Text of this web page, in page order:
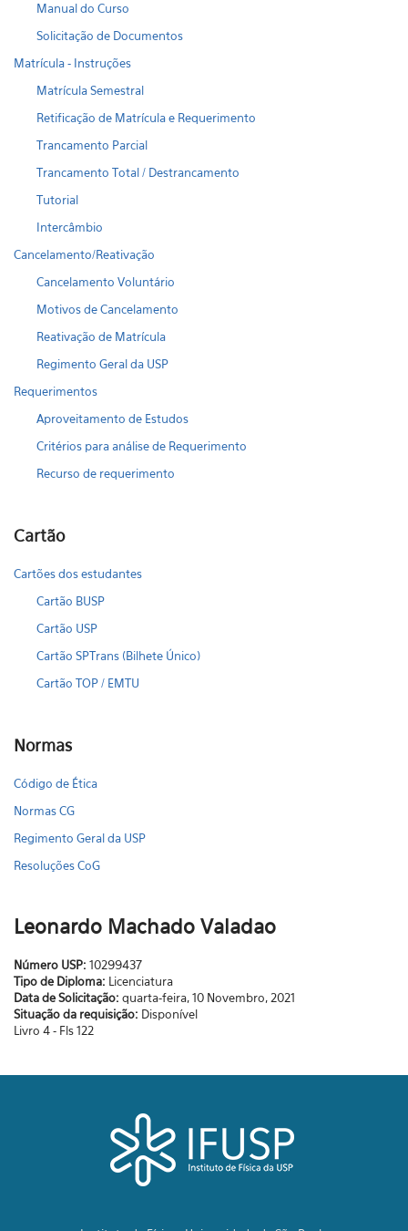
Manual do Curso
Solicitação de Documentos
Matrícula - Instruções
Matrícula Semestral
Retificação de Matrícula e Requerimento
Trancamento Parcial
Trancamento Total / Destrancamento
Tutorial
Intercâmbio
Cancelamento/Reativação
Cancelamento Voluntário
Motivos de Cancelamento
Reativação de Matrícula
Regimento Geral da USP
Requerimentos
Aproveitamento de Estudos
Critérios para análise de Requerimento
Recurso de requerimento
Cartão
Cartões dos estudantes
Cartão BUSP
Cartão USP
Cartão SPTrans (Bilhete Único)
Cartão TOP / EMTU
Normas
Código de Ética
Normas CG
Regimento Geral da USP
Resoluções CoG
Leonardo Machado Valadao
Número USP: 10299437
Tipo de Diploma: Licenciatura
Data de Solicitação: quarta-feira, 10 Novembro, 2021
Situação da requisição: Disponível
Livro 4 - Fls 122